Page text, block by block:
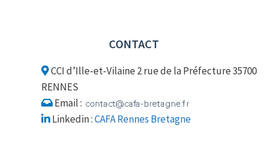
CONTACT
CCI d’Ille-et-Vilaine 2 rue de la Préfecture 35700
RENNES
Email :
Linkedin :CAFA Rennes Bretagne